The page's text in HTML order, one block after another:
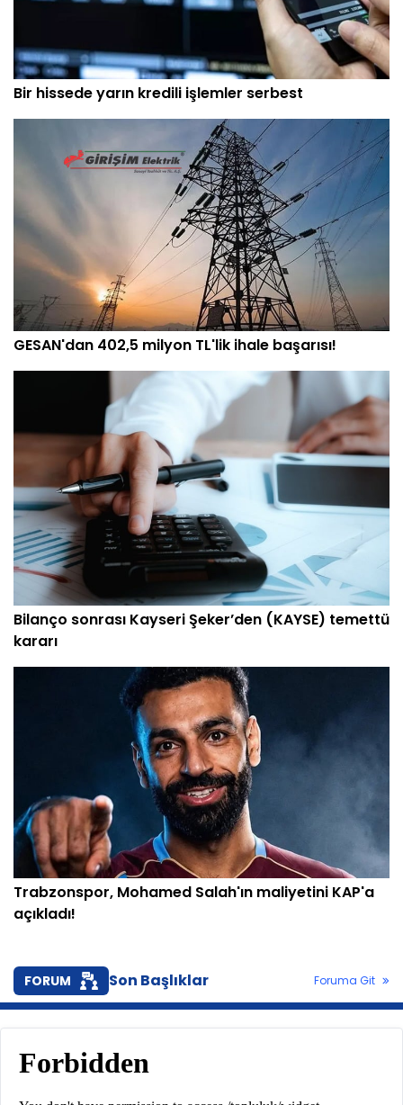
Bir hissede yarın kredili işlemler serbest
GESAN'dan 402,5 milyon TL'lik ihale başarısı!
Bilanço sonrası Kayseri Şeker’den (KAYSE) temettü
kararı
Trabzonspor, Mohamed Salah'ın maliyetini KAP'a
açıkladı!
FORUM Son Başlıklar Foruma Git